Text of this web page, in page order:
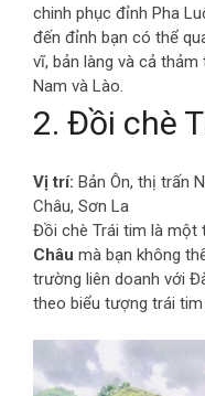
chinh phục đỉnh Pha
đến đỉnh bạn có thể
vĩ, bản làng và cả
Nam và Lào.
2. Đồi chè
Vị trí: Bản Ôn, thị trấn
Châu, Sơn La
Đồi chè Trái tim là một
Châu mà bạn không
trường liên doanh với
theo biểu tượng trái